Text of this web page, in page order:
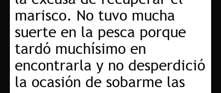
marisco. No tuvo mucha
suerte en la pesca porque
tardó muchísimo en
encontrarla y no desperdició
la ocasión de sobarme las